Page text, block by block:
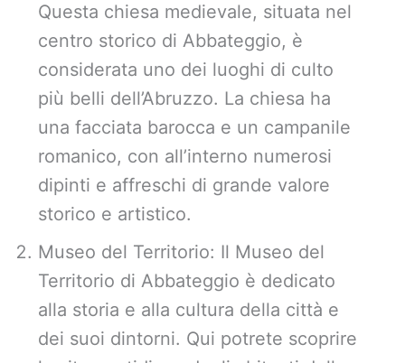
Questa chiesa medievale, situata nel
centro storico di Abbateggio, è
considerata uno dei luoghi di culto
più belli dell’Abruzzo. La chiesa ha
una facciata barocca e un campanile
romanico, con all’interno numerosi
dipinti e affreschi di grande valore
storico e artistico.
Museo del Territorio: Il Museo del
Territorio di Abbateggio è dedicato
alla storia e alla cultura della città e
dei suoi dintorni. Qui potrete scoprire